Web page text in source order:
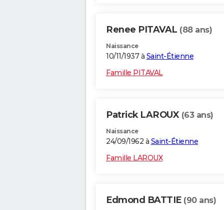
Renee PITAVAL (88 ans)
Naissance
10/11/1937 à Saint-Étienne
Famille PITAVAL
Patrick LAROUX (63 ans)
Naissance
24/09/1962 à Saint-Étienne
Famille LAROUX
Edmond BATTIE (90 ans)